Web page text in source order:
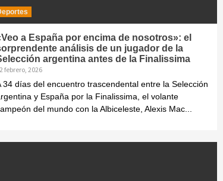
a España por encima de nosotros»: el
análisis de un jugador de la
argentina antes de la Finalissima
febrero, 2026
34 días del encuentro trascendental entre la Selección
y España por la Finalissima, el volante
del mundo con la Albiceleste, Alexis Mac...